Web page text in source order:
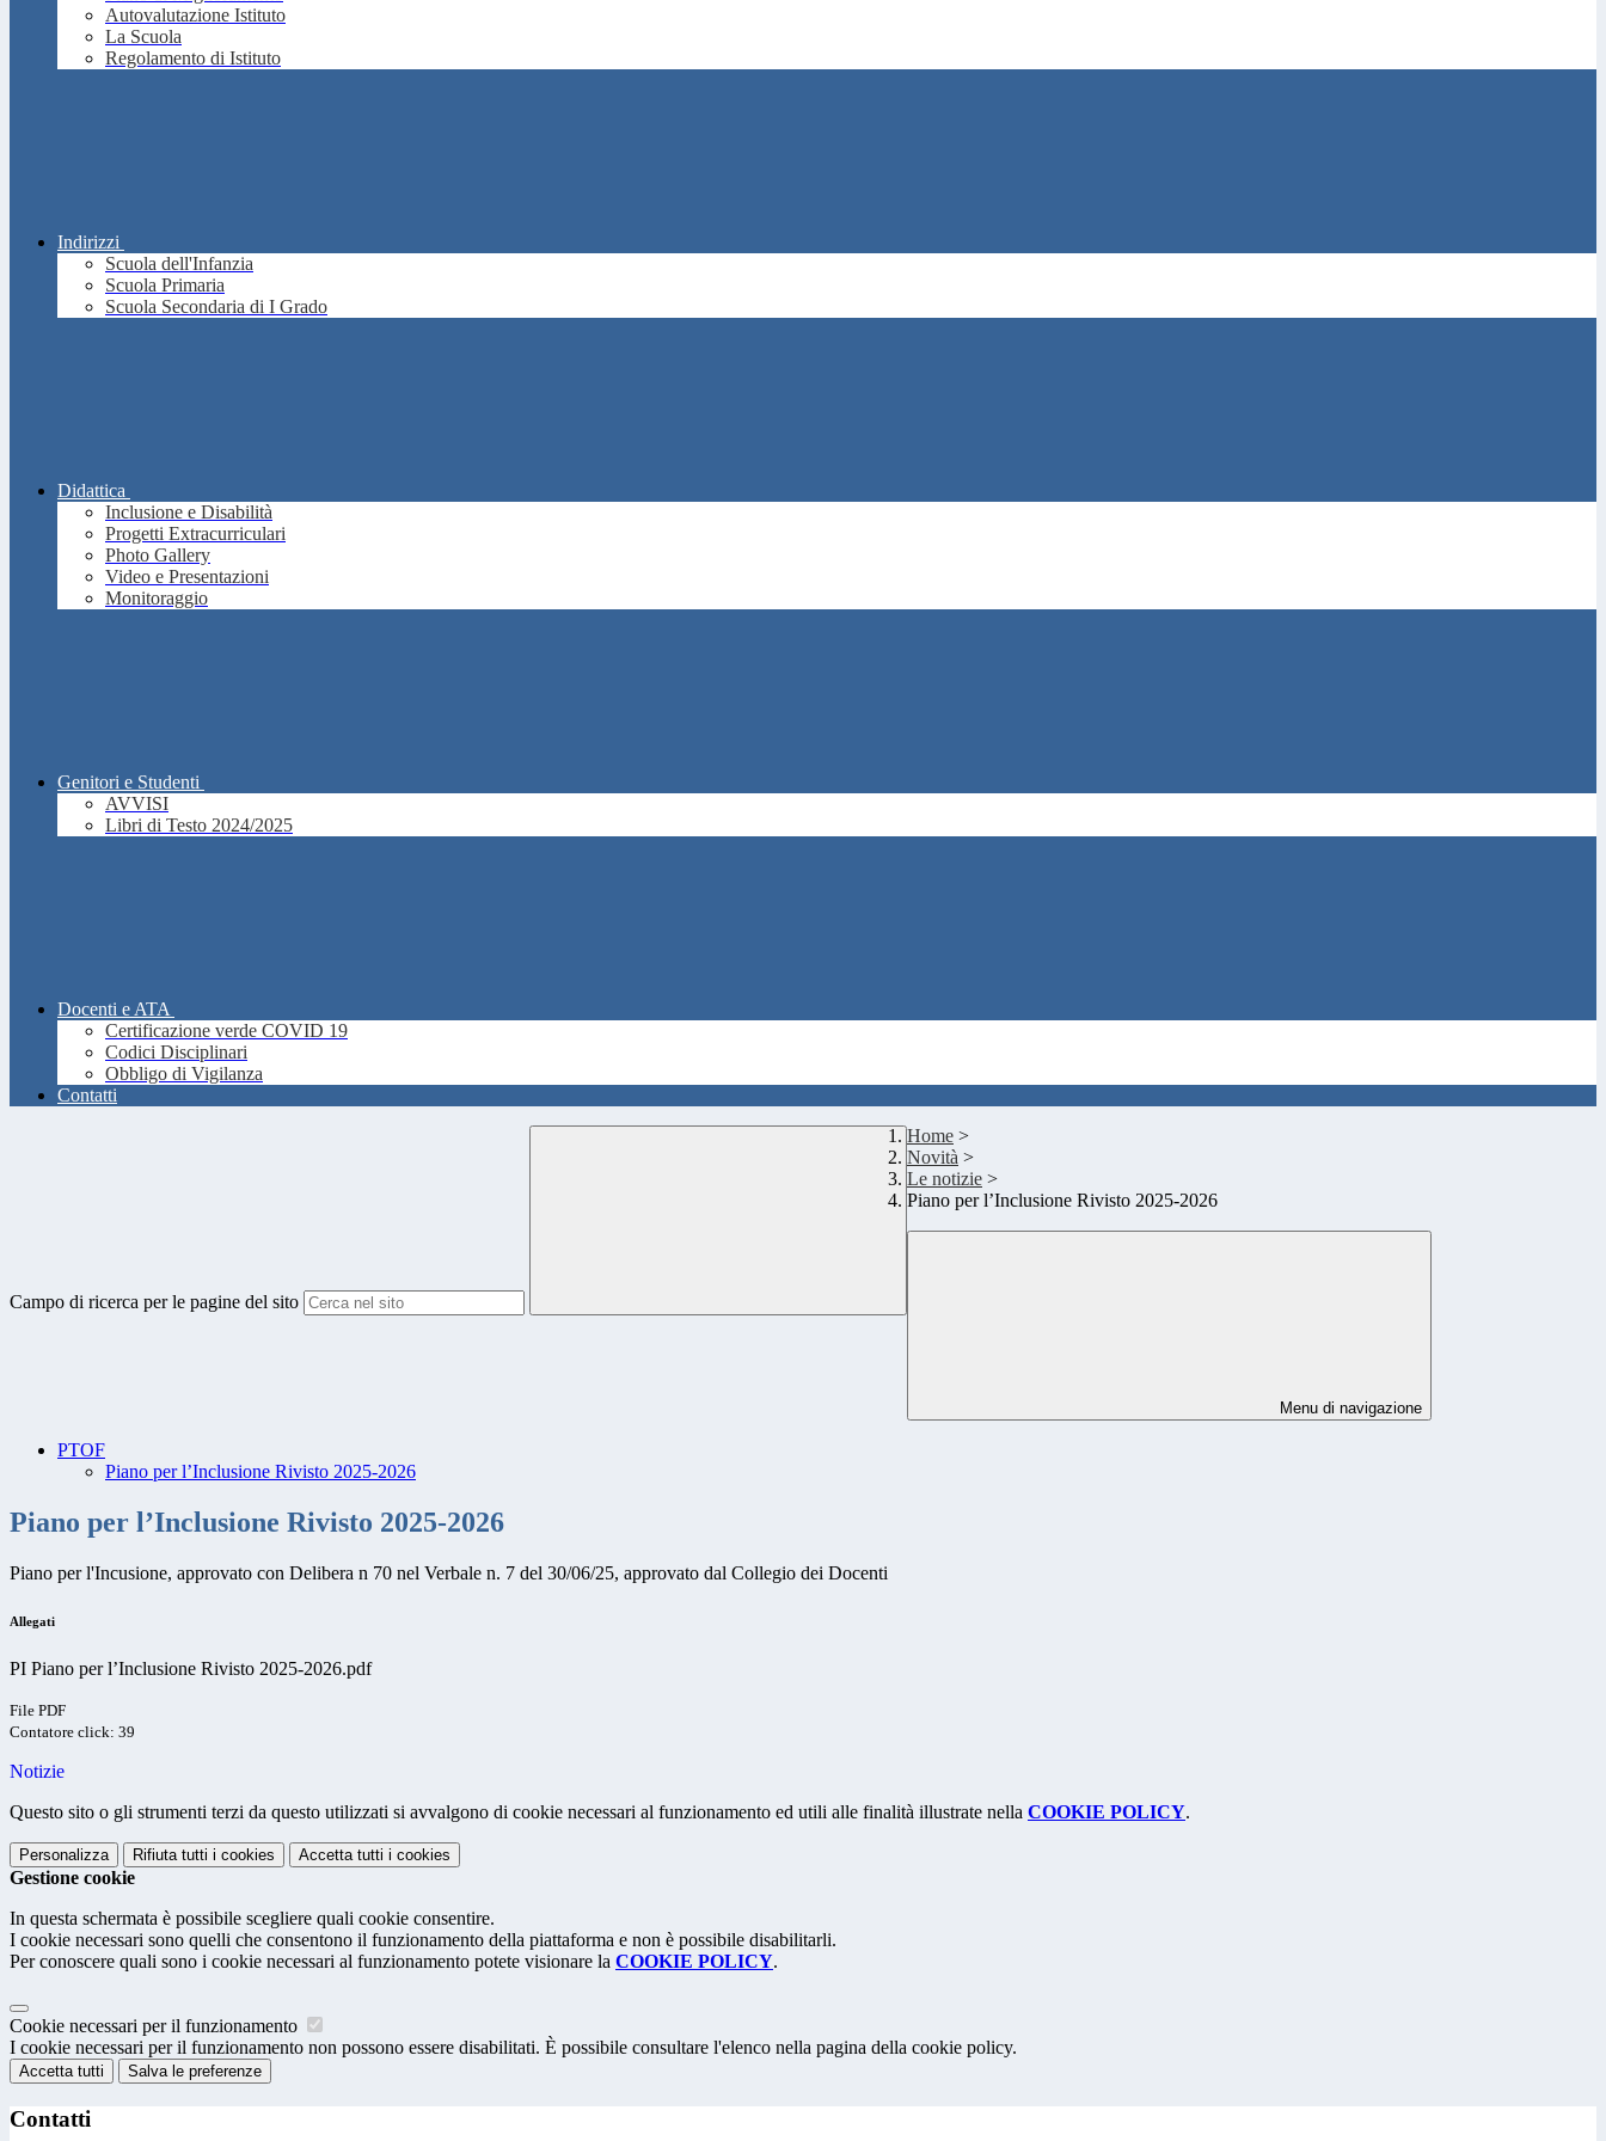
Autovalutazione Istituto
La Scuola
Regolamento di Istituto
Indirizzi
Scuola dell'Infanzia
Scuola Primaria
Scuola Secondaria di I Grado
Didattica
Inclusione e Disabilità
Progetti Extracurriculari
Photo Gallery
Video e Presentazioni
Monitoraggio
Genitori e Studenti
AVVISI
Libri di Testo 2024/2025
Docenti e ATA
Certificazione verde COVID 19
Codici Disciplinari
Obbligo di Vigilanza
Contatti
Campo di ricerca per le pagine del sito
Home >
Novità >
Le notizie >
Piano per l’Inclusione Rivisto 2025-2026
Menu di navigazione
PTOF
Piano per l’Inclusione Rivisto 2025-2026
Piano per l’Inclusione Rivisto 2025-2026
Piano per l'Incusione, approvato con Delibera n 70 nel Verbale n. 7 del 30/06/25, approvato dal Collegio dei Docenti
Allegati
PI Piano per l’Inclusione Rivisto 2025-2026.pdf
File PDF
Contatore click: 39
Notizie
Questo sito o gli strumenti terzi da questo utilizzati si avvalgono di cookie necessari al funzionamento ed utili alle finalità illustrate nella COOKIE POLICY.
Personalizza Rifiuta tutti i cookies Accetta tutti i cookies
Gestione cookie
In questa schermata è possibile scegliere quali cookie consentire.
I cookie necessari sono quelli che consentono il funzionamento della piattaforma e non è possibile disabilitarli.
Per conoscere quali sono i cookie necessari al funzionamento potete visionare la COOKIE POLICY.
Cookie necessari per il funzionamento
I cookie necessari per il funzionamento non possono essere disabilitati. È possibile consultare l'elenco nella pagina della cookie policy.
Accetta tutti Salva le preferenze
Contatti